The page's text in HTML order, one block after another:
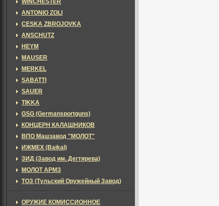
WINCHESTER
ANTONIO ZOLI
CESKA ZBROJOVKA
ANSCHUTZ
HEYM
MAUSER
MERKEL
SABATTI
SAUER
TIKKA
GSG (Germansportguns)
КОНЦЕРН КАЛАШНИКОВ
ВПО Машзавод "МОЛОТ"
ИЖМЕХ (Baikal)
ЗИД (Завод им. Дегтярева)
МОЛОТ АРМЗ
ТОЗ (Тульский Оружейный Завод)
ОРУЖИЕ КОМИССИОННОЕ